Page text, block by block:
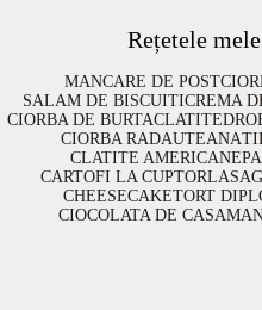
Rețetele
MANCARE DE POST
SALAM DE BISCUITICREMA
CIORBA DE BURTACLATITE
CIORBA RADAUTEANA
CLATITE AMERICANE
CARTOFI LA CUPTOR
CHEESECAKETORT
CIOCOLATA DE CASA